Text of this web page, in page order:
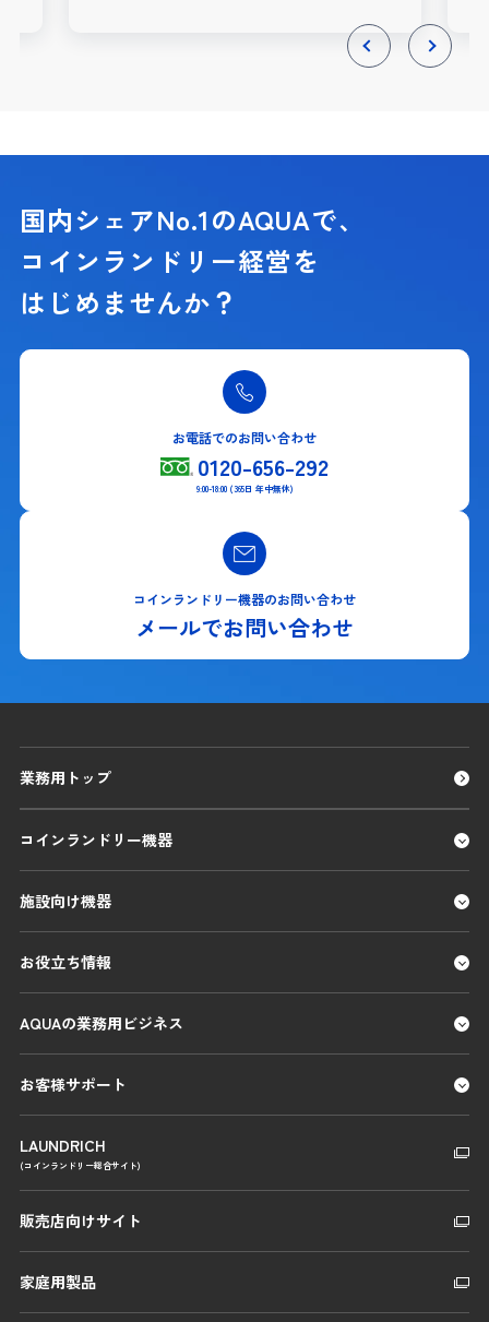
国内シェアNo.1のAQUAで、
コインランドリー経営を
はじめませんか？
お電話でのお問い合わせ
0120-656-292
9:00-18:00 (365日 年中無休)
コインランドリー機器のお問い合わせ
メールでお問い合わせ
業務用トップ
コインランドリー機器
施設向け機器
お役立ち情報
AQUAの業務用ビジネス
お客様サポート
LAUNDRICH
(コインランドリー総合サイト)
販売店向けサイト
家庭用製品